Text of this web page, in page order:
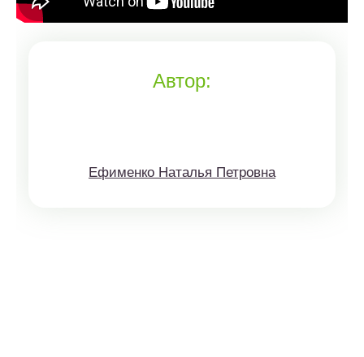
Автор:
Ефименко Наталья Петровна